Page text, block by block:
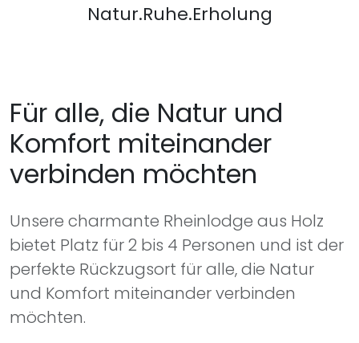
Natur.Ruhe.Erholung
Für alle, die Natur und
Komfort miteinander
verbinden möchten
Unsere charmante Rheinlodge aus Holz
bietet Platz für 2 bis 4 Personen und ist der
perfekte Rückzugsort für alle, die Natur
und Komfort miteinander verbinden
möchten.